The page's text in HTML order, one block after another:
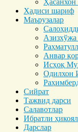
Ҳадиси шариф
Маърузалар
Анвар
Исҳоқ
Одилхон
Сийрат
Тажвид дарси
Салавотлар
Ибратли
Дарслар